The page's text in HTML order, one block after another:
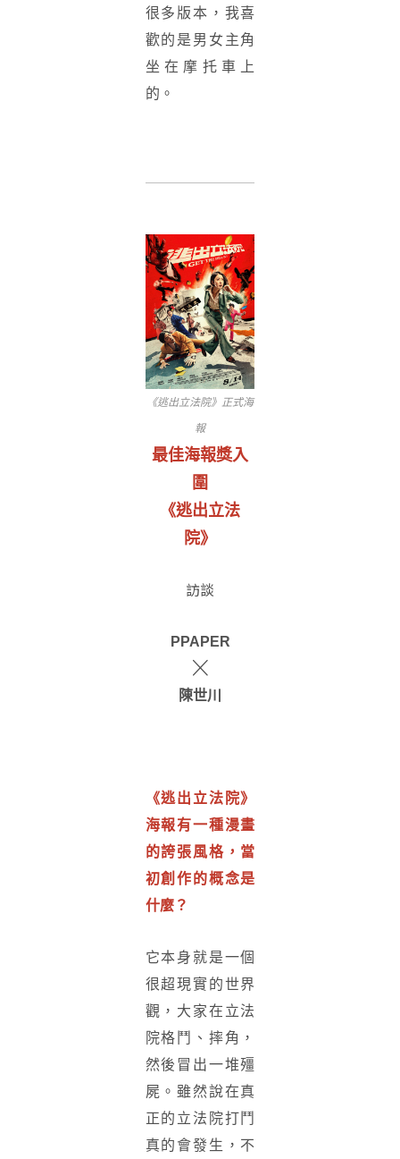
很多版本，我喜
歡的是男女主角
坐在摩托車上
的。
《逃出立法院》正式海
報
最佳海報獎入
圍
《逃出立法
院》
訪談
PPAPER
╳
陳世川
《逃出立法院》
海報有一種漫畫
的誇張風格，當
初創作的概念是
什麼？
它本身就是一個
很超現實的世界
觀，大家在立法
院格鬥、摔角，
然後冒出一堆殭
屍。雖然說在真
正的立法院打鬥
真的會發生，不